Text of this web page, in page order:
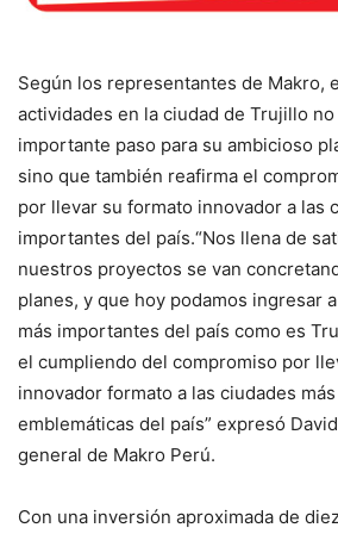
Según los representantes de Makro,
actividades en la ciudad de Trujillo
importante paso para su ambicioso
sino que también reafirma el
por llevar su formato innovador a las
importantes del país.“Nos llena de
nuestros proyectos se van
planes, y que hoy podamos ingresar
más importantes del país como es
el cumpliendo del compromiso por
innovador formato a las ciudades
emblemáticas del país” expresó
general de Makro Perú.
Con una inversión aproximada de